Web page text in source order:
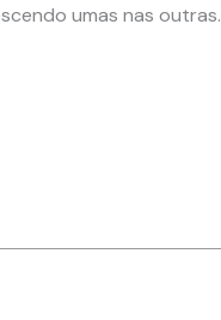
umas nas outras.